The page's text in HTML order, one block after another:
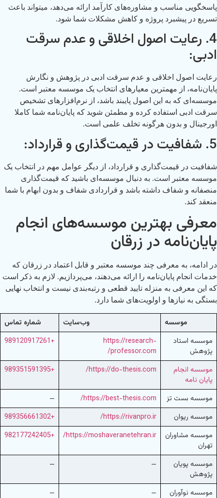
پاسخگویی مناسب و مشاوره‌های کارآمد ارائه می‌دهد، میتواند باعث
تسریع در پیشبرد پروژه و کاهش مشکلات شما شود.
4. رعایت اصول اخلاقی و عدم سرقت
ادبی:
رعایت اصول اخلاقی و عدم سرقت ادبی در پژوهش و نگارش
پایان‌نامه، از مهمترین معیارهای انتخاب یک موسسه معتبر است.
موسسه‌ای که به این اصول پایبند باشد، از نرم‌افزارهای تشخیص
سرقت ادبی استفاده کرده و مطمئن شوید که پایان‌نامه شما کاملا
اورجینال و بدون هرگونه تخلف علمی است.
5. شفافیت در قیمت‌گذاری و قرارداد:
شفافیت در قیمت‌گذاری و قرارداد، از دیگر عوامل مهم در انتخاب یک
موسسه معتبر است. به دنبال موسسه‌ای باشید که قیمت‌گذاری
منصفانه و شفاف داشته باشد و قراردادی شفاف و بدون ابهام با شما
منعقد کند.
معرفی بهترین موسسه‌های انجام
پایان‌نامه در زرقان
در ادامه، به معرفی چند موسسه معتبر و قابل اعتماد در زرقان که
خدمات انجام پایان‌نامه را ارائه می‌دهند، می‌پردازیم. لازم به ذکر است
که این معرفی به منزله تایید قطعی و رتبه‌بندی نیست و انتخاب نهایی
بستگی به نیازها و اولویت‌های شما دارد.
موسسه وب‌سایت
شماره تماس
موسسه استاد
پژوهش
https://research-
professor.com/
+989120917261
موسسه انجام
پایان نامه
https://do-thesis.com/
+989351591395
موسسه بست تز https://best-thesis.com/
—
موسسه ریوان
https://rivanpro.ir/
+989356661302
موسسه مشاوران
تهران
https://moshaveranetehran.ir/
+982177242405
موسسه پویان
پژوهش
—
—
موسسه نوآوران
—
—